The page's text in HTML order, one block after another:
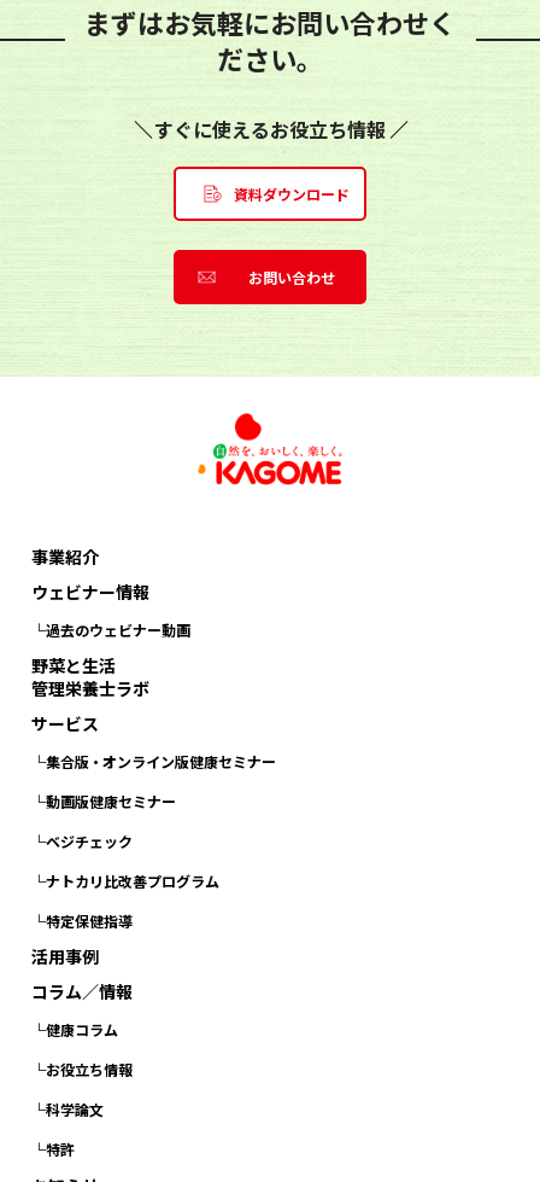
まずはお気軽にお問い合わせく
ださい。
すぐに使えるお役立ち情報
資料ダウンロード
お問い合わせ
事業紹介
ウェビナー情報
└過去のウェビナー動画
野菜と生活
管理栄養士ラボ
サービス
└集合版・オンライン版健康セミナー
└動画版健康セミナー
└ベジチェック
└ナトカリ比改善プログラム
└特定保健指導
活用事例
コラム／情報
└健康コラム
└お役立ち情報
└科学論文
└特許